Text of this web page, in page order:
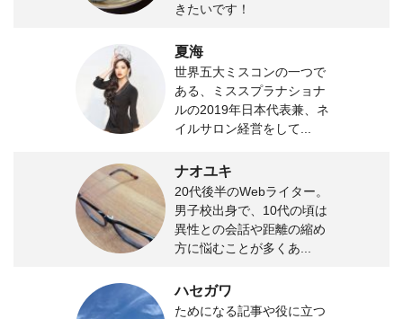
きたいです！
夏海
世界五大ミスコンの一つで
ある、ミススプラナショナ
ルの2019年日本代表兼、ネ
イルサロン経営をして...
ナオユキ
20代後半のWebライター。
男子校出身で、10代の頃は
異性との会話や距離の縮め
方に悩むことが多くあ...
ハセガワ
ためになる記事や役に立つ